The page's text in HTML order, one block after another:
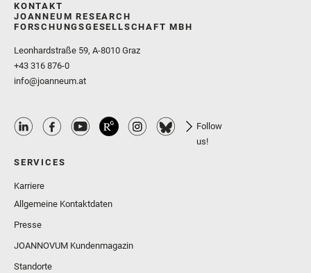
KONTAKT
JOANNEUM RESEARCH
FORSCHUNGSGESELLSCHAFT MBH
Leonhardstraße 59, A-8010 Graz
+43 316 876-0
info@joanneum.at
Follow
us!
SERVICES
Karriere
Allgemeine Kontaktdaten
Presse
JOANNOVUM Kundenmagazin
Standorte